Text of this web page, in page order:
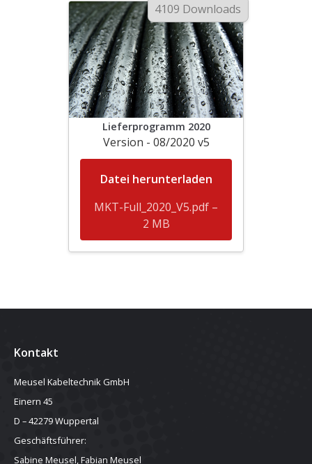
4109 Downloads
Lieferprogramm 2020
Version - 08/2020 v5
Datei herunterladen
MKT-Full_2020_V5.pdf –
2 MB
Kontakt
Meusel Kabeltechnik GmbH
Einern 45
D – 42279 Wuppertal
Geschäftsführer:
Sabine Meusel, Fabian Meusel